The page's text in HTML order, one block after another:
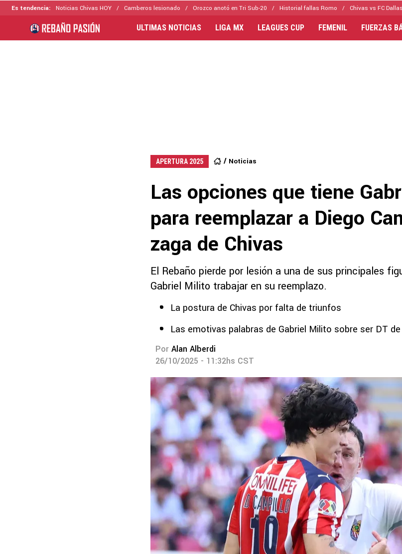
Es tendencia: Noticias Chivas HOY Camberos lesionado Orozco anotó en Tri Sub-20 Historial fallas Romo Chivas vs FC
ULTIMAS NOTICIAS LIGA MX LEAGUES CUP FEMENIL FUERZAS
APERTURA 2025 Noticias
Las opciones que tiene
para reemplazar a Diego
zaga de Chivas
El Rebaño pierde por lesión a una de sus principales
Gabriel Milito trabajar en su reemplazo.
La postura de Chivas por falta de triunfos
Las emotivas palabras de Gabriel Milito sobre ser DT de
Por Alan Alberdi
26/10/2025 - 11:32hs CST